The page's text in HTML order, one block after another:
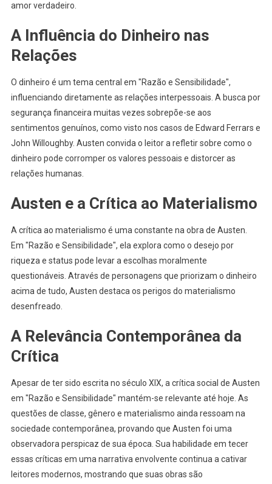
amor verdadeiro.
A Influência do Dinheiro nas
Relações
O dinheiro é um tema central em "Razão e Sensibilidade",
influenciando diretamente as relações interpessoais. A busca por
segurança financeira muitas vezes sobrepõe-se aos
sentimentos genuínos, como visto nos casos de Edward Ferrars e
John Willoughby. Austen convida o leitor a refletir sobre como o
dinheiro pode corromper os valores pessoais e distorcer as
relações humanas.
Austen e a Crítica ao Materialismo
A crítica ao materialismo é uma constante na obra de Austen.
Em "Razão e Sensibilidade", ela explora como o desejo por
riqueza e status pode levar a escolhas moralmente
questionáveis. Através de personagens que priorizam o dinheiro
acima de tudo, Austen destaca os perigos do materialismo
desenfreado.
A Relevância Contemporânea da
Crítica
Apesar de ter sido escrita no século XIX, a crítica social de Austen
em "Razão e Sensibilidade" mantém-se relevante até hoje. As
questões de classe, gênero e materialismo ainda ressoam na
sociedade contemporânea, provando que Austen foi uma
observadora perspicaz de sua época. Sua habilidade em tecer
essas críticas em uma narrativa envolvente continua a cativar
leitores modernos, mostrando que suas obras são